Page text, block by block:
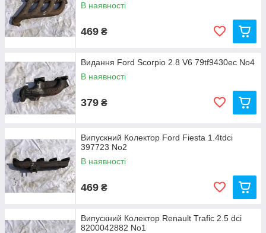
В наявності
469 ₴
Видання Ford Scorpio 2.8 V6 79tf9430ec No4
В наявності
379 ₴
Випускний Колектор Ford Fiesta 1.4tdci
397723 No2
В наявності
469 ₴
Випускний Колектор Renault Trafic 2.5 dci
8200042882 No1